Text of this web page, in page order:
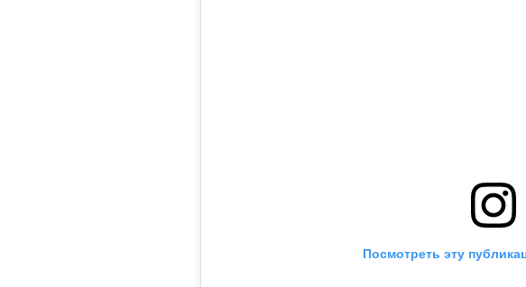
Посмотреть эту